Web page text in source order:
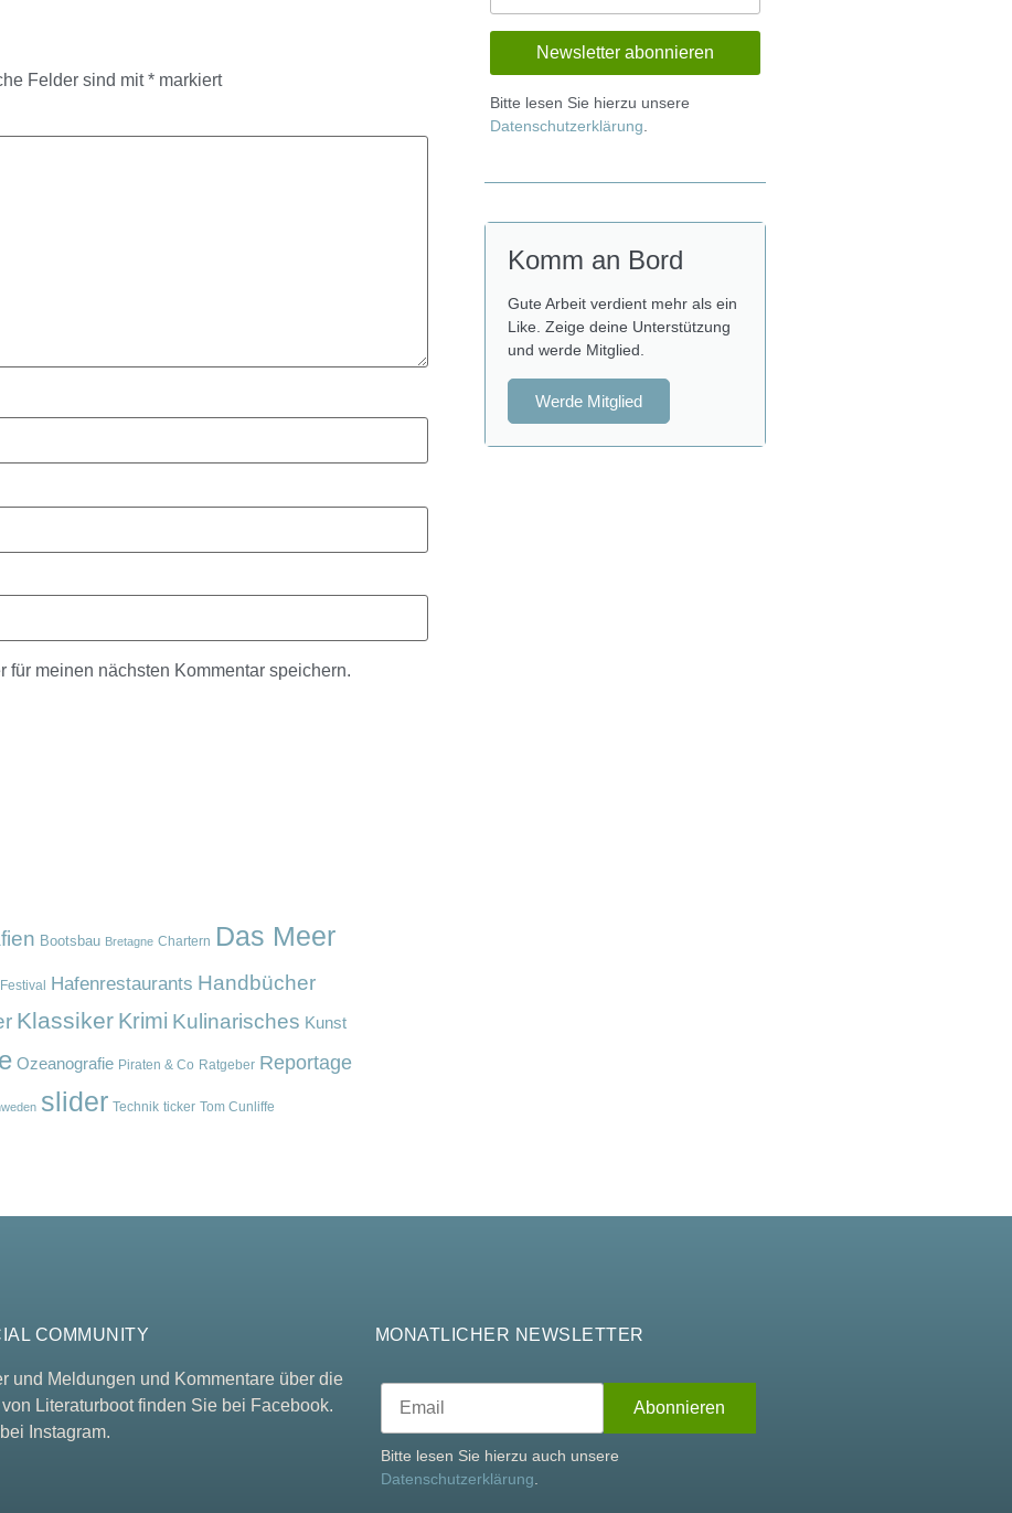
Felder sind mit* markiert
meinen nächsten Kommentar speichern.
Bitte lesen Sie hierzu unsere
Datenschutzerklärung
Komm an Bord
Gute Arbeit verdient mehr als ein
Like. Zeige deine Unterstützung
und werde Mitglied.
Werde Mitglied
Bootsbau Bretagne Chartern Das Meer
Festival Hafenrestaurants Handbücher
Klassiker Krimi Kulinarisches Kunst
Ozeanografie Piraten & Co Ratgeber Reportage
slider Technik ticker Tom Cunliffe
COMMUNITY
und Meldungen und Kommentare über die
Literaturboot finden Sie bei Facebook.
Instagram.
MONATLICHER NEWSLETTER
Bitte lesen Sie hierzu auch unsere
Datenschutzerklärung.